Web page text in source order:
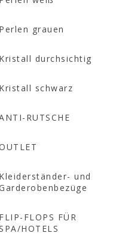
Perlen grauen
Kristall durchsichtig
Kristall schwarz
RUTSCHE
Kleiderständer- und
FLIP-FLOPS FÜR
HOTELS